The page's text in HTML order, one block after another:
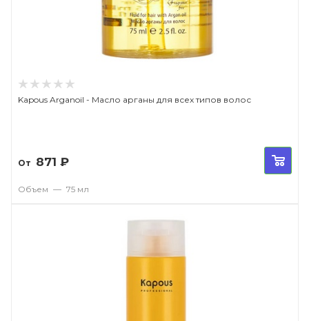
Kapous Arganoil - Масло арганы для всех типов волос
От 871 ₽
Объем — 75 мл